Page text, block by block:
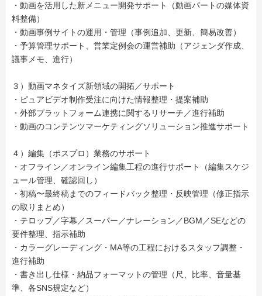
・動画を活用した新メニュー開発サポート（動画パートの媒体資
料整備）
・動画事例サイトの運用・管理（事例追加、更新、簡易改善）
・予算管理サポート、営業定例会の運営補助（アジェンダ作成、
議事メモ、進行）
３）動画マネタイズ新領域の開拓／サポート
・ピュアビデオ制作受注に向けた情報整理・提案補助
・外部プラットフォーム連携に関するリサーチ／進行補助
・動画のコンテンツマーケティングソリューション推進サポート
４）編集（ポスプロ）業務のサポート
・オフライン／オンライン編集工程の進行サポート（編集スケジ
ュール管理、確認回し）
・初稿〜最終稿までのフィードバック整理・反映管理（修正指示
の取りまとめ）
・テロップ／字幕／スーパー／ナレーション／BGM／SEなどの
要件整理、指示補助
・カラーグレーディング・MA等の工程におけるスタッフ調整・
進行補助
・書き出し仕様・納品フォーマットの管理（尺、比率、音量基
準、各SNS規定など）